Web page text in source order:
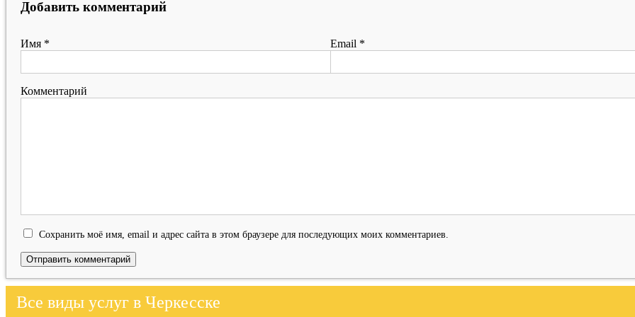
Добавить комментарий
Имя * Email *
Комментарий
Сохранить моё имя, email и адрес сайта в этом браузере для последующих моих комментариев.
Все виды услуг в Черкесске